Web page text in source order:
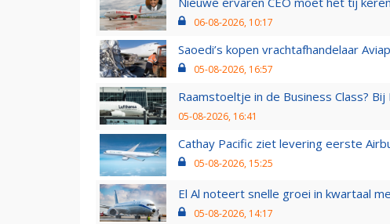
06-08-2026, 10:17
Saoedi’s kopen vrachtafhandelaar
05-08-2026, 16:57
Raamstoeltje in de Business Class?
05-08-2026, 16:41
Cathay Pacific ziet levering eerste
05-08-2026, 15:25
El Al noteert snelle groei in kwartaal
05-08-2026, 14:17